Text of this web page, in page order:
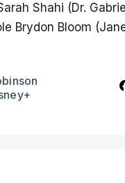
Shahi (Dr.
Brydon Bloom